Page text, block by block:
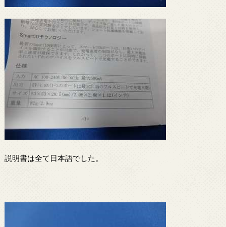
説明書は全て日本語でした。